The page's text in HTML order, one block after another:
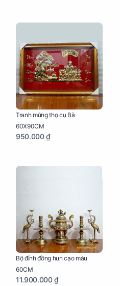
Tranh mừng thọ cụ Bà
60X90CM
950.000 ₫
Bộ đỉnh đồng hun cạo màu
60CM
11.900.000 ₫